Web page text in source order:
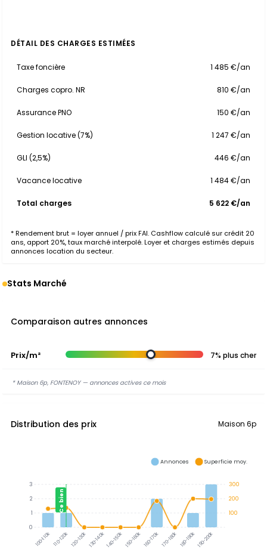
DÉTAIL DES CHARGES ESTIMÉES
Taxe foncière 1 485 €/an
Charges copro. NR 810 €/an
Assurance PNO 150 €/an
Gestion locative (7%) 1 247 €/an
GLI (2,5%) 446 €/an
Vacance locative 1 484 €/an
Total charges 5 622 €/an
* Rendement brut = loyer annuel / prix FAI. Cashflow calculé sur crédit 20
ans, apport 20%, taux marché interpolé. Loyer et charges estimés depuis
annonces location du secteur.
Stats Marché
Comparaison autres annonces
Prix/m² 7% plus cher
* Maison 6p, FONTENOY — annonces actives ce mois
Distribution des prix Maison 6p
100-110k110-120k120-130k 130-140k140-150k 150-160k160-170k170-180k 180-190k 190-200k
Ce bien
300
200
100
3
2
1
0
Annonces Superficie moy.